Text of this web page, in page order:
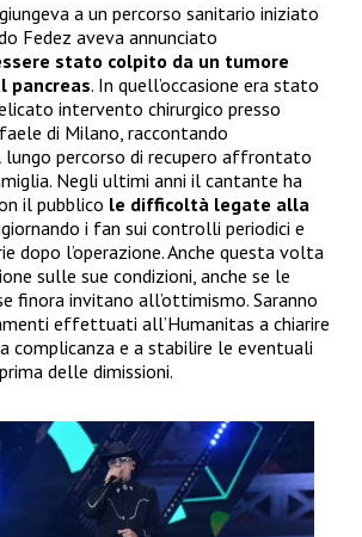
a un percorso sanitario iniziato
Fedez aveva annunciato
stato colpito da un tumore
pancreas. In quell’occasione era stato
intervento chirurgico presso
di Milano, raccontando
lungo percorso di recupero affrontato
Negli ultimi anni il cantante ha
il pubblico le difficoltà legate alla
i fan sui controlli periodici e
dopo l’operazione. Anche questa volta
sulle sue condizioni, anche se le
finora invitano all’ottimismo. Saranno
effettuati all’Humanitas a chiarire
complicanza e a stabilire le eventuali
delle dimissioni.